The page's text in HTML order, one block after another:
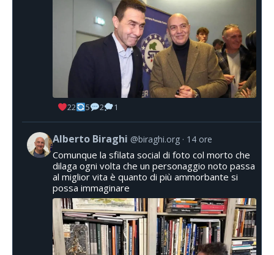
22 5 2 1
Alberto Biraghi @biraghi.org 14 ore
Comunque la sfilata social di foto col morto che
dilaga ogni volta che un personaggio noto passa
al miglior vita è quanto di più ammorbante si
possa immaginare